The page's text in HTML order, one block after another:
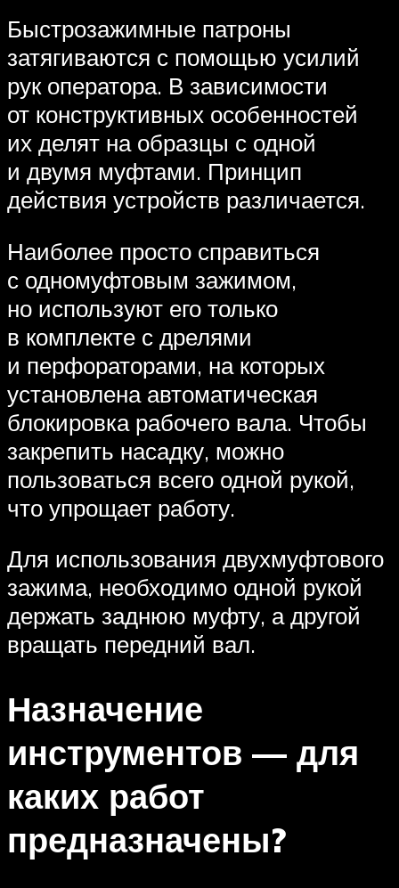
Быстрозажимные патроны
затягиваются с помощью усилий
рук оператора. В зависимости
от конструктивных особенностей
их делят на образцы с одной
и двумя муфтами. Принцип
действия устройств различается.
Наиболее просто справиться
с одномуфтовым зажимом,
но используют его только
в комплекте с дрелями
и перфораторами, на которых
установлена автоматическая
блокировка рабочего вала. Чтобы
закрепить насадку, можно
пользоваться всего одной рукой,
что упрощает работу.
Для использования двухмуфтового
зажима, необходимо одной рукой
держать заднюю муфту, а другой
вращать передний вал.
Назначение
инструментов — для
каких работ
предназначены?